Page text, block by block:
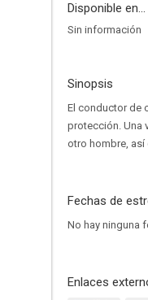
Disponible en...
Sin información
Sinopsis
El conductor de
protección. Una
otro hombre, así
Fechas de
No hay ninguna
Enlaces